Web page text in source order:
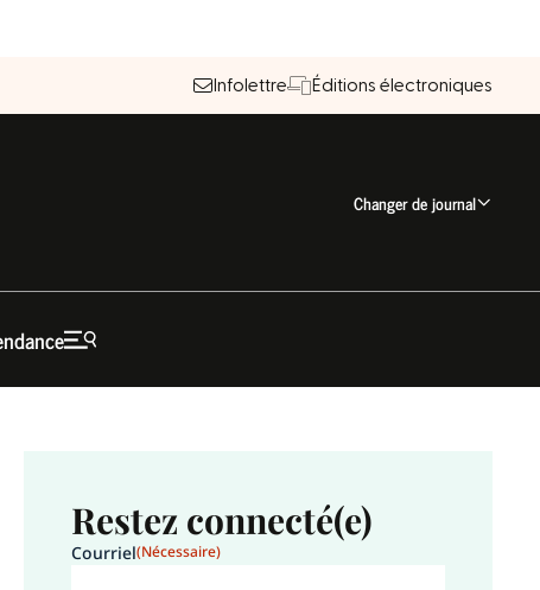
Infolettre Éditions électroniques
Changer de journal
Restez connecté(e)
Courriel(Nécessaire)